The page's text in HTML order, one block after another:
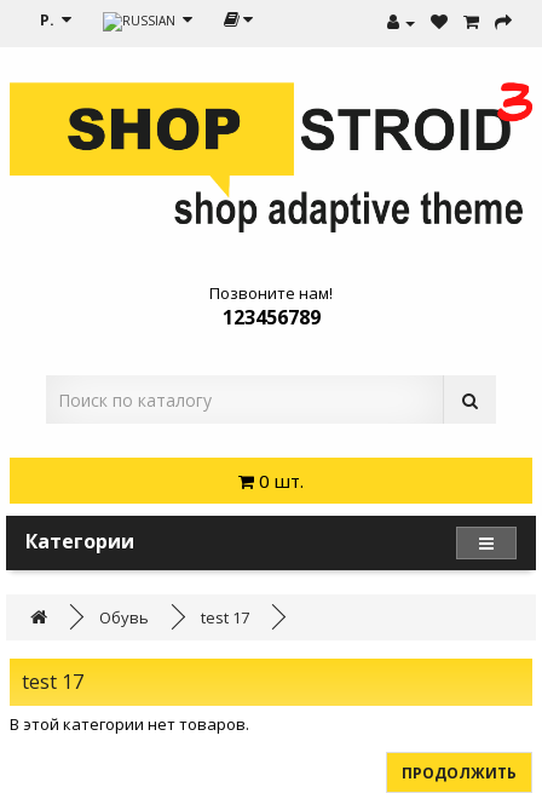
Р.
Позвоните нам!
123456789
0 шт.
Категории
Обувь test 17
test 17
В этой категории нет товаров.
ПРОДОЛЖИТЬ